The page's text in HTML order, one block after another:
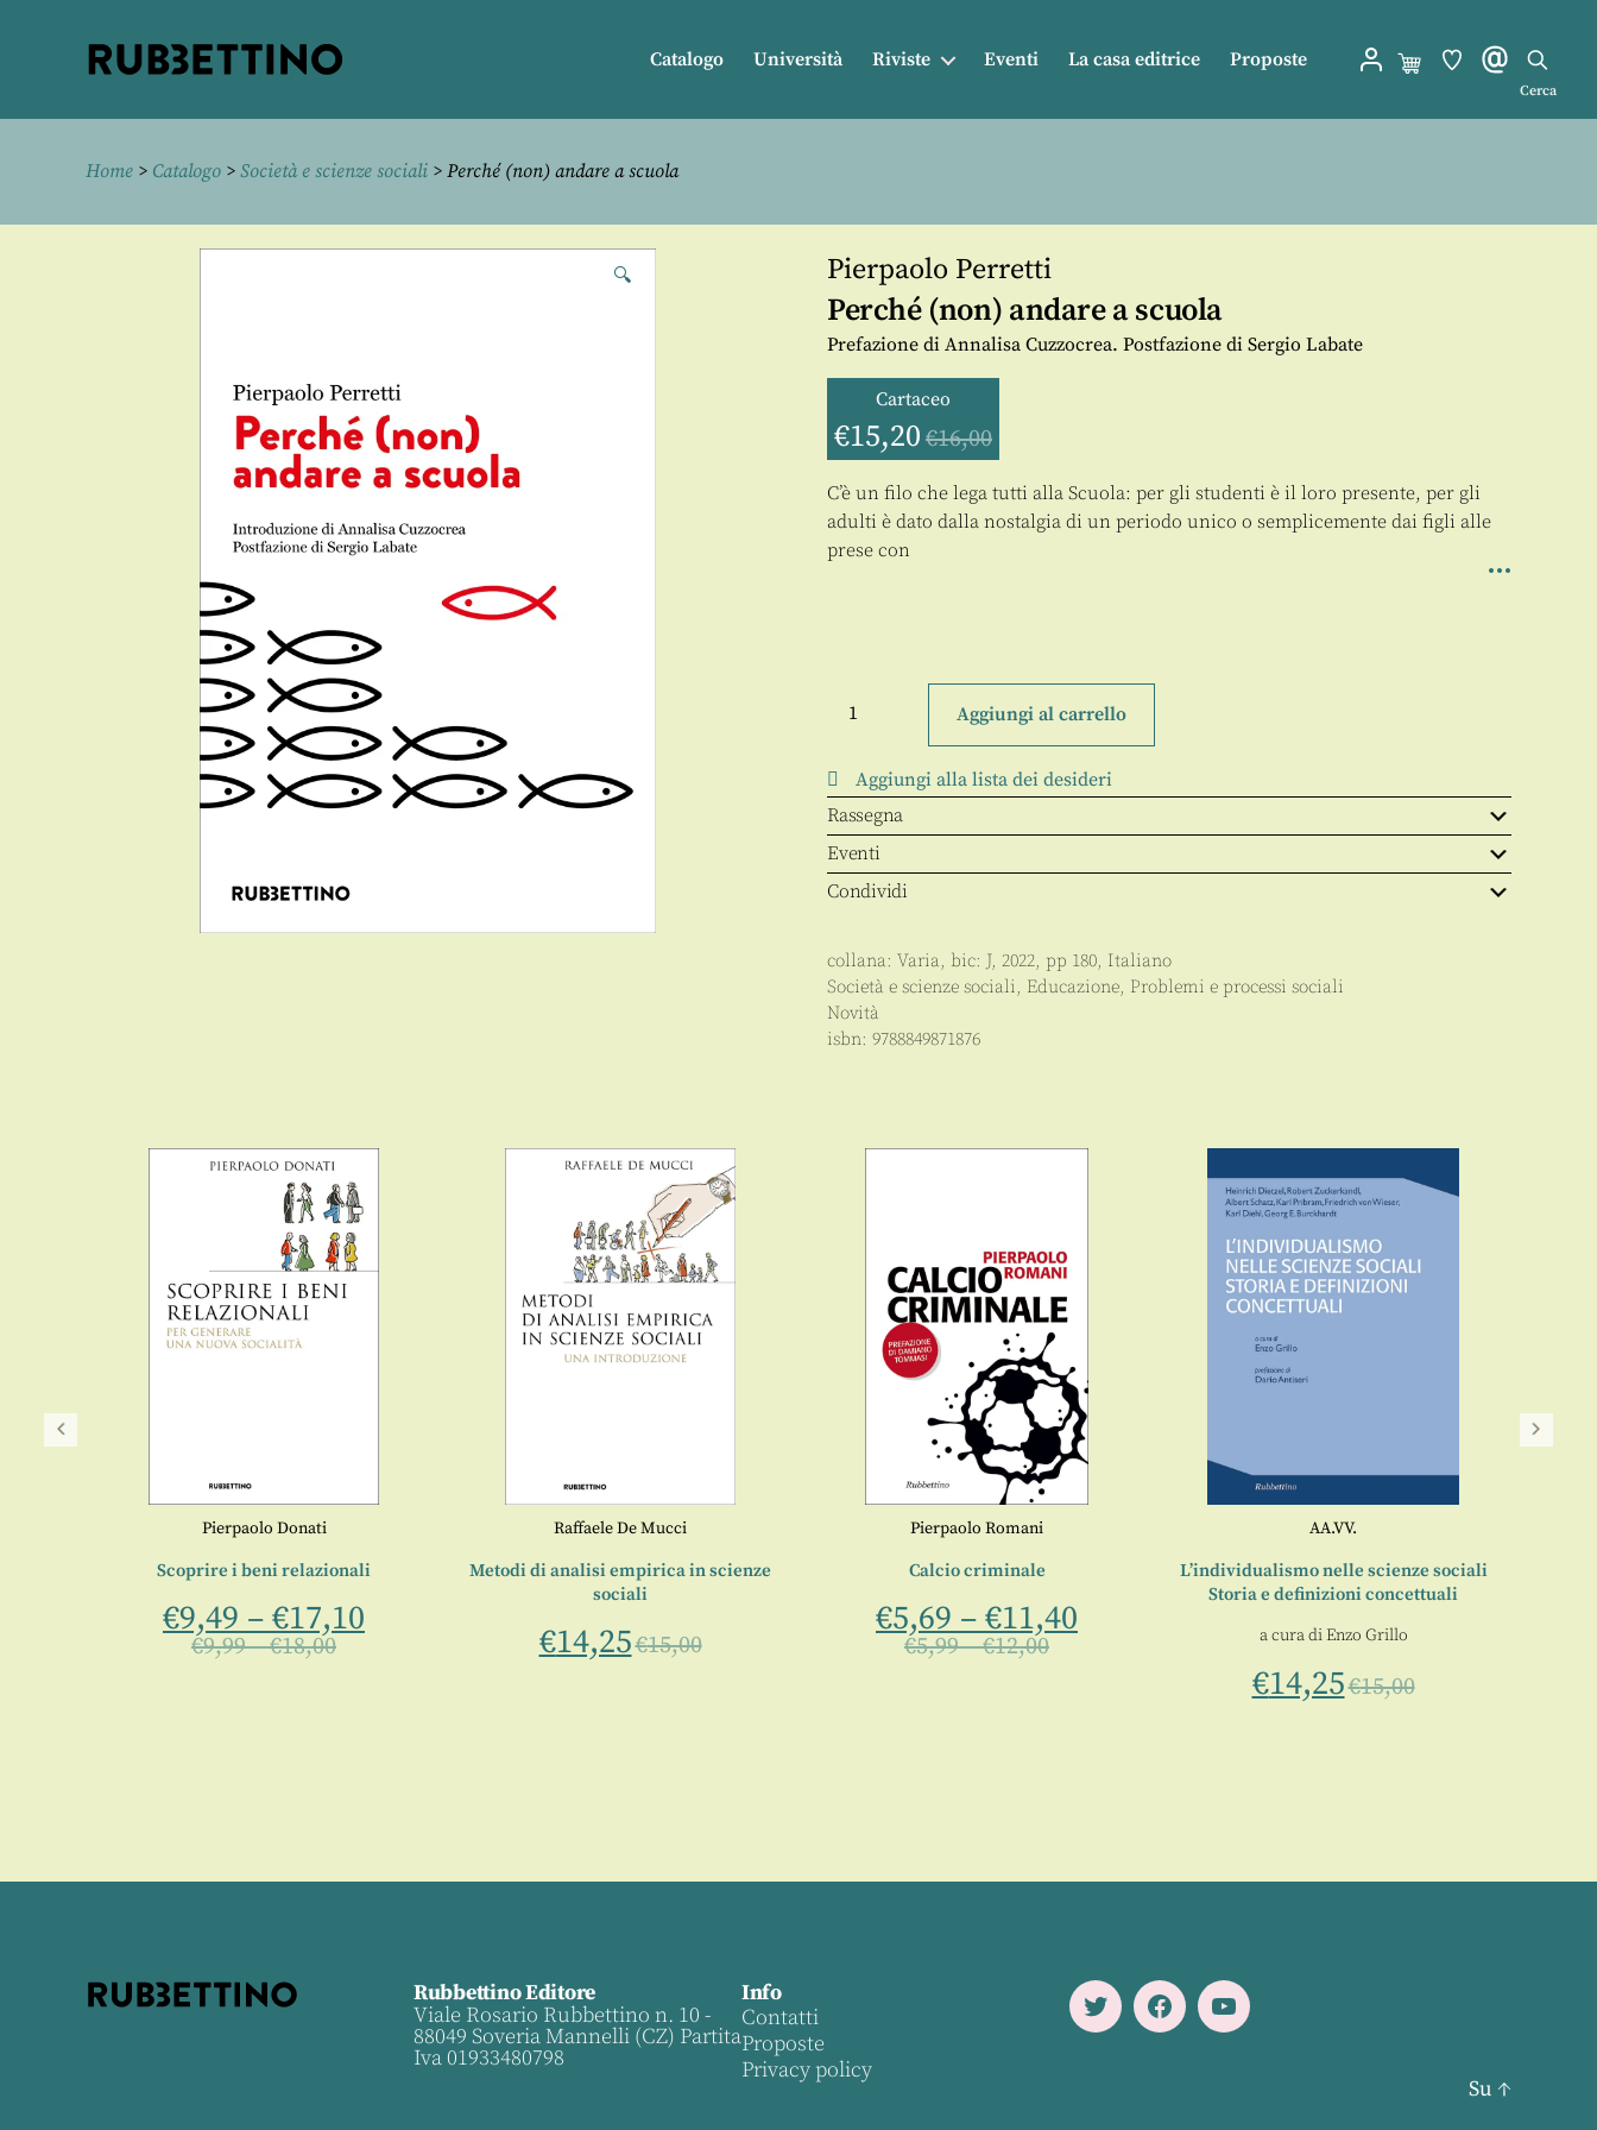
Catalogo Università Riviste Eventi La casa editrice Proposte
Cerca
Home > Catalogo > Società e scienze sociali > Perché (non) andare a scuola
🔍 Pierpaolo Perretti
Perché (non) andare a scuola
Prefazione di Annalisa Cuzzocrea. Postfazione di Sergio Labate
Cartaceo
€15,20 €16,00
C’è un filo che lega tutti alla Scuola: per gli studenti è il loro presente, per gli
adulti è dato dalla nostalgia di un periodo unico o semplicemente dai figli alle
prese con
(non)
scuola
quantità
Aggiungi al carrello
Aggiungi alla lista dei desideri
Rassegna
Eventi
Condividi
collana: Varia, bic: J, 2022, pp 180, Italiano
Società e scienze sociali, Educazione, Problemi e processi sociali
Novità
isbn: 9788849871876
Pierpaolo Donati
Scoprire i beni relazionali
€9,49 – €17,10
€9,99–€18,00
Raffaele De Mucci
Metodi di analisi empirica in scienze
sociali
€14,25€15,00
Pierpaolo Romani
Calcio criminale
€5,69 – €11,40
€5,99–€12,00
AA.VV.
L’individualismo nelle scienze sociali
Storia e definizioni concettuali
a cura diEnzo Grillo
€14,25€15,00
Rubbettino Editore
Viale Rosario Rubbettino n. 10 -
88049 Soveria Mannelli (CZ) Partita
Iva 01933480798
Info
Contatti
Proposte
Privacy policy
TwitterFacebookYoutube
Su ↑